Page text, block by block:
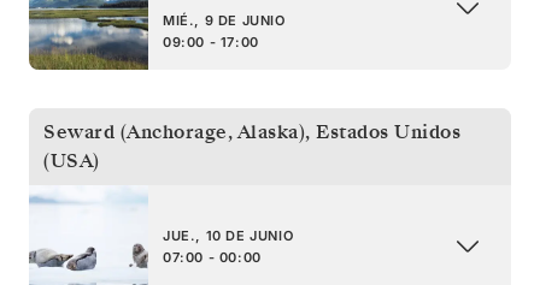
MIÉ., 9 DE JUNIO
09:00 - 17:00
Seward (Anchorage, Alaska), Estados Unidos
(USA)
JUE., 10 DE JUNIO
07:00 - 00:00